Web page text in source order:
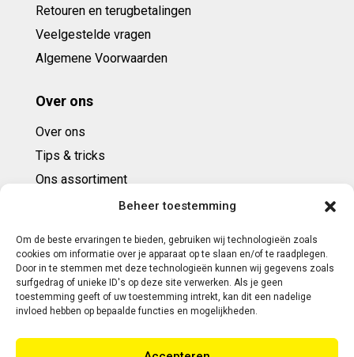
Beheer toestemming
Om de beste ervaringen te bieden, gebruiken wij technologieën zoals
cookies om informatie over je apparaat op te slaan en/of te raadplegen.
Door in te stemmen met deze technologieën kunnen wij gegevens zoals
surfgedrag of unieke ID's op deze site verwerken. Als je geen
toestemming geeft of uw toestemming intrekt, kan dit een nadelige
invloed hebben op bepaalde functies en mogelijkheden.
Retouren en terugbetalingen
Veelgestelde vragen
Algemene Voorwaarden
Over ons
Over ons
Tips & tricks
Ons assortiment
Contact
E: info@ntbespanservice.nl
+31 (0)6-5188 0267
Adres: